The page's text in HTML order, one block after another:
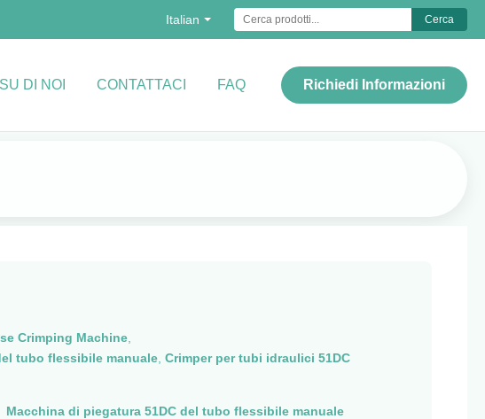
Italian Cerca
SU DI NOI CONTATTACI FAQ Richiedi Informazioni
Crimping Machine,
tubo flessibile manuale, Crimper per tubi idraulici 51DC
Macchina di piegatura 51DC del tubo flessibile manuale